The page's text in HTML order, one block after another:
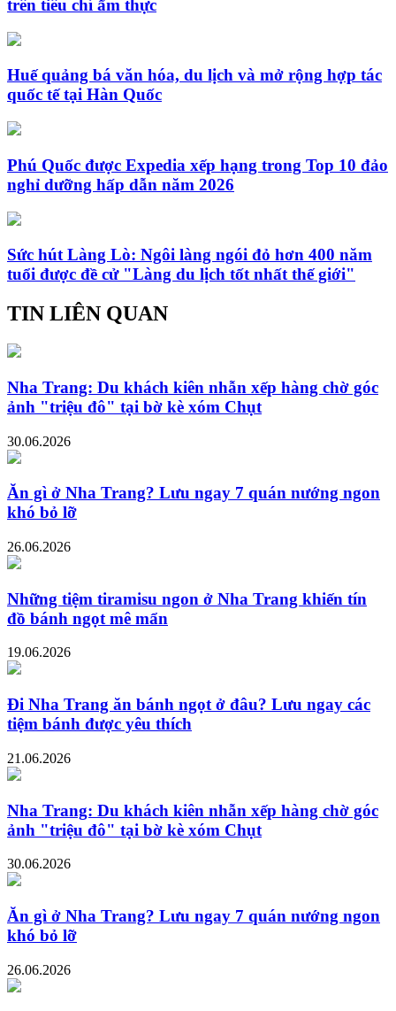
trên tiêu chí ẩm thực
Huế quảng bá văn hóa, du lịch và mở rộng hợp tác
quốc tế tại Hàn Quốc
Phú Quốc được Expedia xếp hạng trong Top 10 đảo
nghỉ dưỡng hấp dẫn năm 2026
Sức hút Làng Lò: Ngôi làng ngói đỏ hơn 400 năm
tuổi được đề cử "Làng du lịch tốt nhất thế giới"
TIN LIÊN QUAN
Nha Trang: Du khách kiên nhẫn xếp hàng chờ góc
ảnh "triệu đô" tại bờ kè xóm Chụt
30.06.2026
Ăn gì ở Nha Trang? Lưu ngay 7 quán nướng ngon
khó bỏ lỡ
26.06.2026
Những tiệm tiramisu ngon ở Nha Trang khiến tín
đồ bánh ngọt mê mẩn
19.06.2026
Đi Nha Trang ăn bánh ngọt ở đâu? Lưu ngay các
tiệm bánh được yêu thích
21.06.2026
Nha Trang: Du khách kiên nhẫn xếp hàng chờ góc
ảnh "triệu đô" tại bờ kè xóm Chụt
30.06.2026
Ăn gì ở Nha Trang? Lưu ngay 7 quán nướng ngon
khó bỏ lỡ
26.06.2026